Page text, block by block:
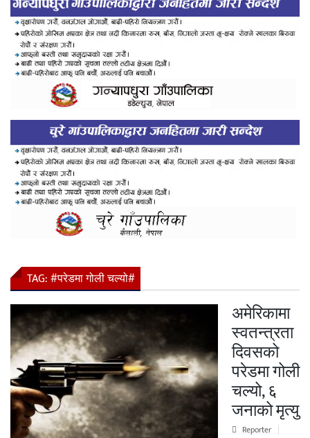
TAG:#परेडमा गोली चल्यो#
अमेरिकामा
स्वतन्त्रता
दिवसको
परेडमा गोली
चल्यो, ६
जनाको मृत्यु
Reporter